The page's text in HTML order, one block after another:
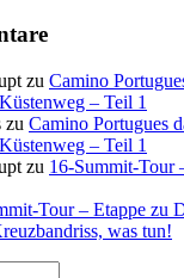
zu Camino
– Teil 1
zu Camino Portugues
– Teil 1
zu
– Etappe zu
was tun!